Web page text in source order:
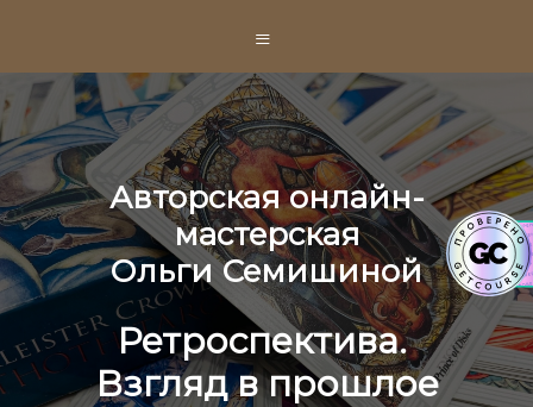
≡
Авторская онлайн-
мастерская
Ольги Семишиной
Ретроспектива.
Взгляд в прошлое